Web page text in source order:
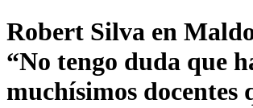
Robert Silva en
“No tengo duda que
muchísimos docentes